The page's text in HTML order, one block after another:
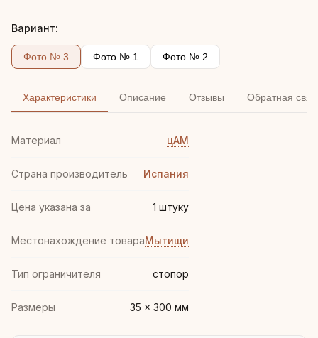
Вариант:
Фото № 3 Фото № 1 Фото № 2
Характеристики Описание Отзывы Обратная
Материал цАМ
Страна производитель Испания
Цена указана за 1 штуку
Местонахождение товараМытищи
Тип ограничителя стопор
Размеры 35 × 300 мм